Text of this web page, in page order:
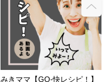
みきママ【GO-快レシピ！】